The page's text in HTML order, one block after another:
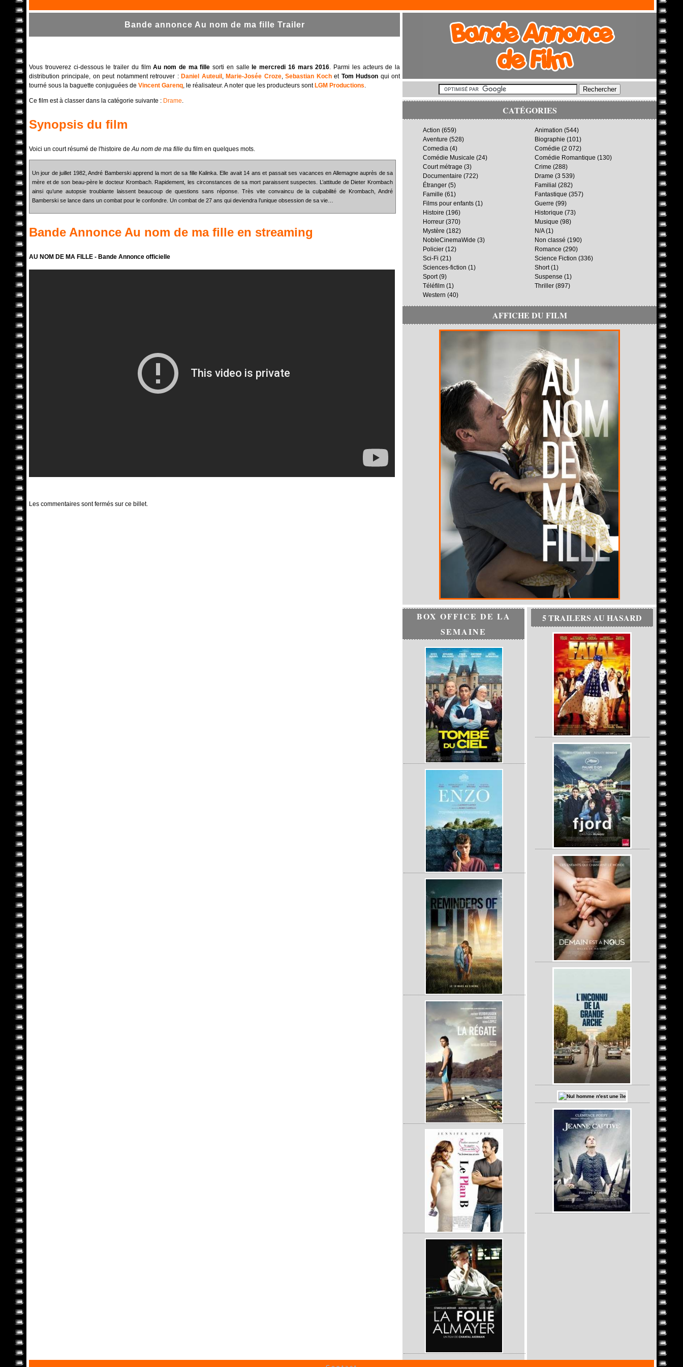
Bande annonce Au nom de ma fille Trailer
Vous trouverez ci-dessous le trailer du filmAu nom de ma fille sorti en salle le mercredi 16 mars 2016. Parmi les acteurs de la
distribution principale, on peut notamment retrouver : Daniel Auteuil , Marie-Josée Croze,Sebastian Kochet Tom Hudson qui ont
tourné sous la baguette conjuguées de Vincent Garenq, le réalisateur. A noter que les producteurs sont LGM Productions.
Ce film est à classer dans la catégorie suivante : Drame.
Synopsis du film
Voici un court résumé de l'histoire deAu nom de ma fille du film en quelques mots.
Un jour de juillet 1982, André Bamberski apprend la mort de sa fille Kalinka. Elle avait 14 ans et passait ses vacances en Allemagne auprès de sa
mère et de son beau-père le docteur Krombach. Rapidement, les circonstances de sa mort paraissent suspectes. L’attitude de Dieter Krombach
ainsi qu’une autopsie troublante laissent beaucoup de questions sans réponse. Très vite convaincu de la culpabilité de Krombach, André
Bamberski se lance dans un combat pour le confondre. Un combat de 27 ans qui deviendra l’unique obsession de sa vie…
Bande Annonce Au nom de ma fille en streaming
AU NOM DE MA FILLE - Bande Annonce officielle
Les commentaires sont fermés sur ce billet.
CATÉGORIES
Action (659) Animation (544)
Aventure (528) Biographie (101)
Comedia (4) Comédie (2 072)
Comédie Musicale (24) Comédie Romantique (130)
Court métrage (3) Crime (288)
Documentaire (722) Drame (3 539)
Étranger (5) Familial (282)
Famille (61) Fantastique (357)
Films pour enfants (1) Guerre (99)
Histoire (196) Historique (73)
Horreur (370) Musique (98)
Mystère (182) N/A(1)
NobleCinemaWide (3) Non classé (190)
Policier (12) Romance (290)
Sci-Fi (21) Science Fiction (336)
Sciences-fiction (1) Short(1)
Sport(9) Suspense (1)
Téléfilm (1) Thriller (897)
Western (40)
AFFICHE DU FILM
BOX OFFICE DE LA
SEMAINE
5 TRAILERS AU HASARD